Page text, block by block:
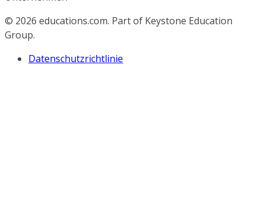
© 2026 educations.com. Part of Keystone Education
Group.
Datenschutzrichtlinie